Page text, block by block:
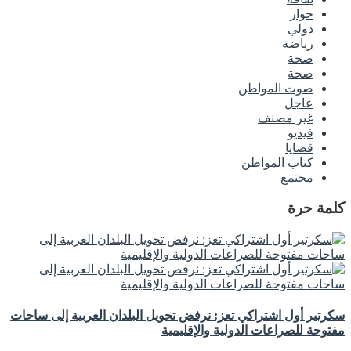
حوار
دولي
رياضة
صحة
صحة
صوت المواطن
عاجل
غير مصنف
فيديو
قضايا
كتاب المواطن
مجتمع
كلمة حرة
سكرتير أول اشتراكي تعز: نرفض تحويل البلدان العربية إلى ساحات
مفتوحة للصراعات الدولية والإقليمية